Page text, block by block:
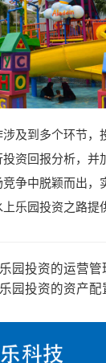
及到多个环节，
资回报分析，并
争中脱颖而出，
乐园投资之路提
园投资的运营管
园投资的资产配